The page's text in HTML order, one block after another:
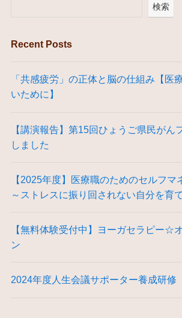
検索
Recent Posts
「共感疲労」の正体と脳の仕組み【医
いために】
【講演報告】第15回ひょうご県民がん
しました
【2025年度】医療職のためのセルフ
～ストレスに振り回されない自分を育
【無料体験受付中】ヨーガセラピー☆
ン
2024年度人生会議サポーター養成研修